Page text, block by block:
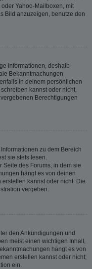
Yahoo-Mailboxen, mit
Bild anzuzeigen, benutze den
Informationen, deshalb
Bekanntmachungen
in deinem persönlichen
kannst oder nicht,
Berechtigungen
zu dem Bereich
sie stets lesen.
des Forums, in dem sie
hängt es von deinen
kannst oder nicht. Die
vergeben.
den Ankündigungen und
meist einen wichtigen Inhalt,
hängt es von
erstellen kannst oder nicht;
ein.